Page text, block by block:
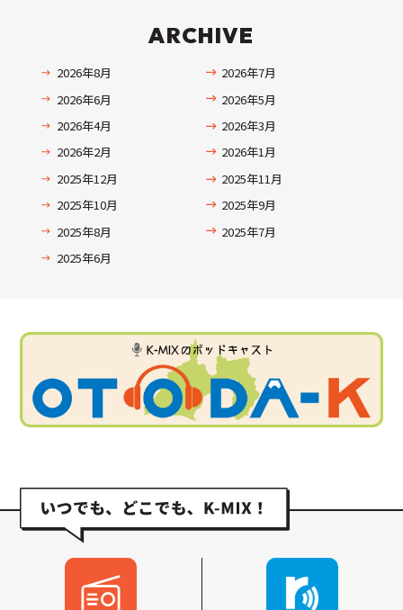
ARCHIVE
2026年8月
2026年7月
2026年6月
2026年5月
2026年4月
2026年3月
2026年2月
2026年1月
2025年12月
2025年11月
2025年10月
2025年9月
2025年8月
2025年7月
2025年6月